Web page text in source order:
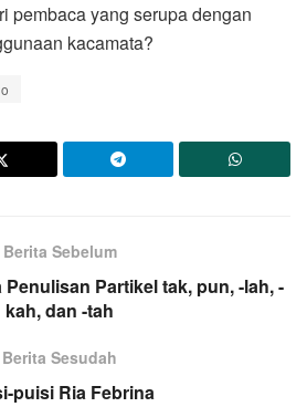
pembaca yang serupa dengan
kacamata?
Berita Sebelum
Penulisan Partikel tak, pun, -lah, -
kah, dan -tah
Berita Sesudah
puisi Ria Febrina